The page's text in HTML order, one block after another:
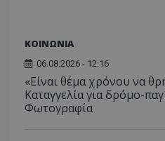
ΚΟΙΝΩΝΙΑ
06.08.2026 - 12:16
«Είναι θέμα χρόνου να
Καταγγελία για δρόμο-
Φωτογραφία